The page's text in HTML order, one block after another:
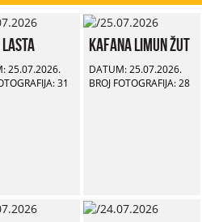
25.07.2026.
31
Kafana Limun Žut
DATUM: 25.07.2026.
BROJ FOTOGRAFIJA: 28